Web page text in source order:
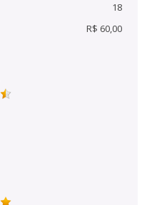
18
R$ 60,00